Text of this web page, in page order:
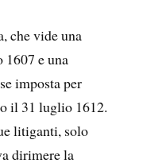
che vide una
e una
imposta per
il 31 luglio 1612.
litiganti, solo
dirimere la